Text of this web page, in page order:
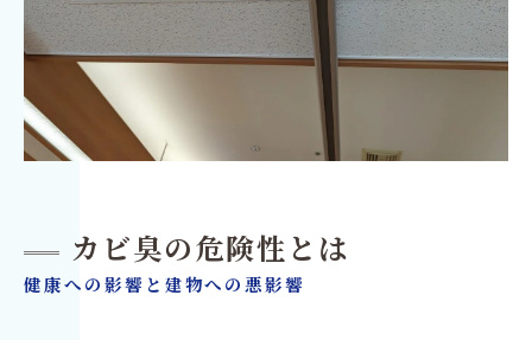
カビ臭の危険性とは
健康への影響と建物への悪影響